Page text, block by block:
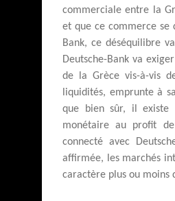
commerciale entre la
et que ce commerce se
Bank, ce déséquilibre
Deutsche-Bank va
de la Grèce vis-à-vis
liquidités, emprunte à
que bien sûr, il existe
monétaire au profit
connecté avec
affirmée, les marchés
caractère plus ou moins